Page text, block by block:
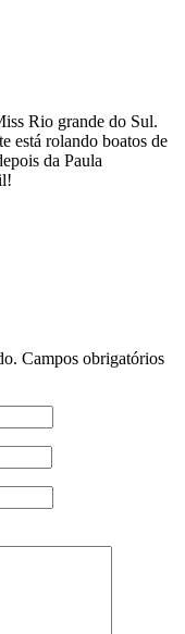
Rio grande do Sul.
está rolando boatos de
da Paula
Campos obrigatórios